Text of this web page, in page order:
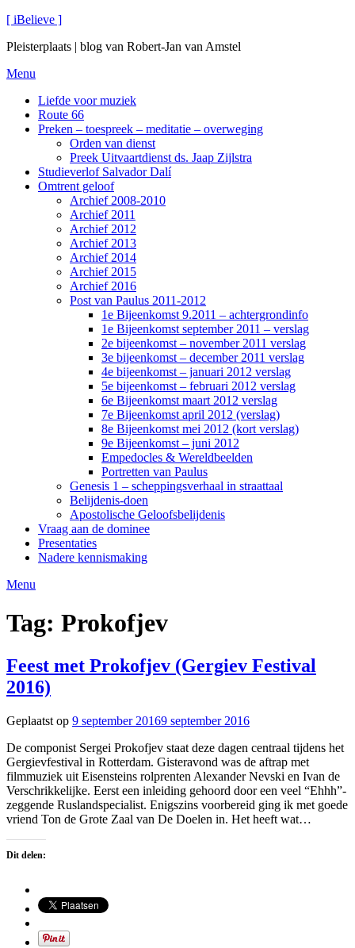
Ga
de
[ iBelieve ]
Pleisterplaats | blog van Robert-Jan van Amstel
Menu
Liefde voor muziek
Route 66
Preken – toespreek – meditatie – overweging
Orden van dienst
Preek Uitvaartdienst ds. Jaap Zijlstra
Studieverlof Salvador Dalí
Omtrent geloof
Archief 2008-2010
Archief 2011
Archief 2012
Archief 2013
Archief 2014
Archief 2015
Archief 2016
Post van Paulus 2011-2012
1e Bijeenkomst 9.2011 – achtergrondinfo
1e Bijeenkomst september 2011 – verslag
2e bijeenkomst – november 2011 verslag
3e bijeenkomst – december 2011 verslag
4e bijeenkomst – januari 2012 verslag
5e bijeenkomst – februari 2012 verslag
6e Bijeenkomst maart 2012 verslag
7e Bijeenkomst april 2012 (verslag)
8e Bijeenkomst mei 2012 (kort verslag)
9e Bijeenkomst – juni 2012
Empedocles & Wereldbeelden
Portretten van Paulus
Genesis 1 – scheppingsverhaal in straattaal
Belijdenis-doen
Apostolische Geloofsbelijdenis
Vraag aan de dominee
Presentaties
Nadere kennismaking
Menu
Tag: Prokofjev
Feest met Prokofjev (Gergiev Festival
2016)
Geplaatst op 9 september 20169 september 2016
van
Amstel
De componist Sergei Prokofjev staat deze dagen centraal tijdens het
Gergievfestival in Rotterdam. Gisteravond was de aftrap met
filmmuziek uit Eisensteins rolprenten Alexander Nevski en Ivan de
Verschrikkelijke. Eerst een inleiding gehoord door een veel “Ehhh”-
zeggende Ruslandspecialist. Enigszins voorbereid ging ik met goede
vriend Ton de Grote Zaal van De Doelen in. Het heeft wat…
Dit delen: